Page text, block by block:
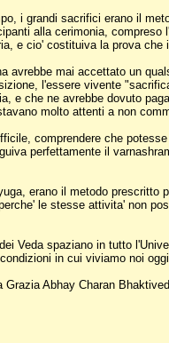
i grandi sacrifici erano il
alla cerimonia,
e cio' costituiva la prova
avrebbe mai accettato un
l'essere vivente
e che ne avrebbe dovuto
molto attenti a non
comprendere che
perfettamente il
erano il metodo
le stesse attivita' non
Veda spaziano in tutto
in cui viviamo noi
Abhay Charan